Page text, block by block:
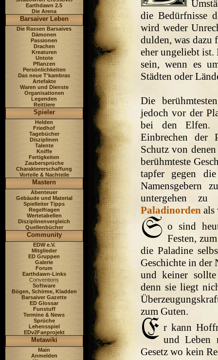
Earthdawn 2.5
Die Arena
Barsaiver Leben
Die Rassen Barsaives
Dämonen
Passionen
Drachen
Kreaturen
Untote
Pflanzen
Persönlichkeiten
Das neue T'kambras
Artefakte
Waren und Dienste
Organisationen
Legenden
Reittiere
Spieler
Helden
Friedhof
Tagebücher
Disziplinen
Talente
Kniffe
Fertigkeiten
Zaubersprüche
Charaktererschaffung
Vorteile & Nachteile
Mastern
Abenteuer
Gebäude und Material
Spielleiter Tipps
Regelfragen
Wertetabellen
Disziplinenvergleich
Quellenbücher
Community
EDW e.V.
Mitglieder
ED Gruppen
Galerie
Forum
Earthdawn-Links
Conventions
Software
Bögen, Schirme, Kladden
Barsaiver Gazette
ED Glossar
Funstuff
Termine & News
Sprüche
Lehensspiel
EDv2Fanprojekt
Metawiki
Main
Anmelden
die Bedürfnisse
wird weder
dulden, was dazu
eher ungeliebt ist.
sein, wenn es
Städten oder
Die
jedoch vor der
bei den Elfen.
Einbrechen der
Schutz von
berühmteste
tapfer gegen
Namensgebern
untergehen
Paladinorden als
o sind
Festen,
die Paladine
Geschichte in der
und keiner sollte
denn sie liegt
zum Guten.
r kann
und Leben
Gesetz wo kein